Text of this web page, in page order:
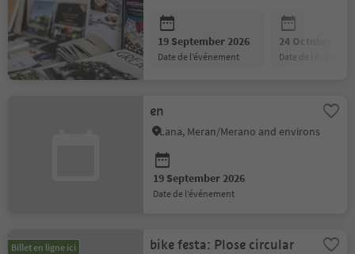
19 September 2026
date de l’événement
24 October
date de
en
Lana, Meran/Merano and environs
19 September 2026
date de l’événement
Billet en ligne ici
bike festa: Plose circular